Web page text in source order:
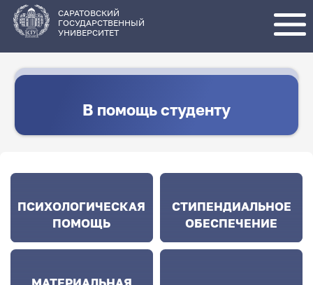
основному
содержанию
САРАТОВСКИЙ
ГОСУДАРСТВЕННЫЙ
УНИВЕРСИТЕТ
В помощь студенту
ПСИХОЛОГИЧЕСКАЯ
ПОМОЩЬ
СТИПЕНДИАЛЬНОЕ
ОБЕСПЕЧЕНИЕ